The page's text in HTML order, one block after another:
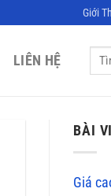
Giới
LIÊN HỆ
Tìm
BÀI
Giá